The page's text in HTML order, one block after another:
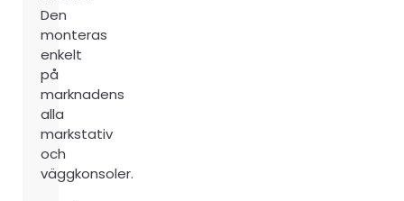
Den
monteras
enkelt
på
marknadens
alla
markstativ
och
väggkonsoler.